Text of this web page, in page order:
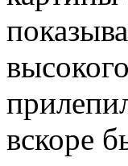
вскоре